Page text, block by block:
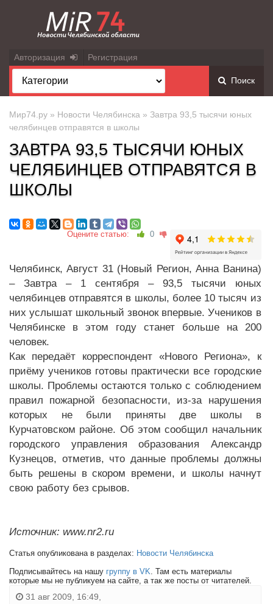
Авторизация Регистрация
Поиск
Мир74.ру » Новости Челябинска » Завтра 93,5 тысячи юных
челябинцев отправятся в школы
ЗАВТРА 93,5 ТЫСЯЧИ ЮНЫХ
ЧЕЛЯБИНЦЕВ ОТПРАВЯТСЯ В
ШКОЛЫ
Оцените статью: 0
Челябинск, Август 31 (Новый Регион, Анна Ванина)
– Завтра – 1 сентября – 93,5 тысячи юных
челябинцев отправятся в школы, более 10 тысяч из
них услышат школьный звонок впервые. Учеников в
Челябинске в этом году станет больше на 200
человек.
Как передаёт корреспондент «Нового Региона», к
приёму учеников готовы практически все городские
школы. Проблемы остаются только с соблюдением
правил пожарной безопасности, из-за нарушения
которых не были приняты две школы в
Курчатовском районе. Об этом сообщил начальник
городского управления образования Александр
Кузнецов, отметив, что данные проблемы должны
быть решены в скором времени, и школы начнут
свою работу без срывов.
Источник: www.nr2.ru
Статья опубликована в разделах: Новости Челябинска
Подписывайтесь на нашу группу в VK. Там есть материалы
которые мы не публикуем на сайте, а так же посты от читателей.
31 авг 2009, 16:49,